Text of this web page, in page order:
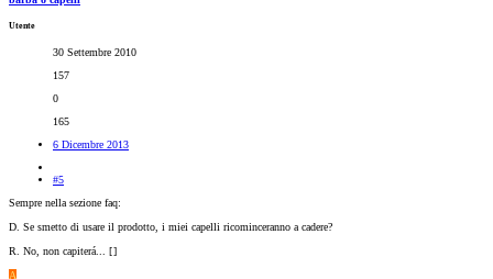
Utente
30 Settembre 2010
157
0
165
6 Dicembre 2013
#5
Sempre nella sezione faq:
D. Se smetto di usare il prodotto, i miei capelli ricominceranno a cadere?
R. No, non capiterá... []
A